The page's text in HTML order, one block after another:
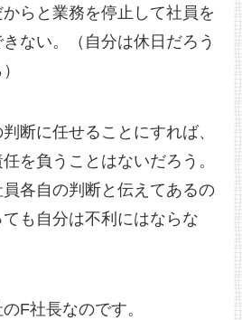
らと業務を停止して社員を
ない。（自分は休日だろう
断に任せることにすれば、
を負うことはないだろう。
各自の判断と伝えてあるの
も自分は不利にはならな
F社長なのです。